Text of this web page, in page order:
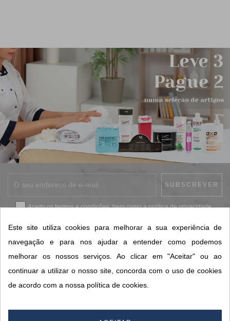
Aceito ostermos e condições, bem como apolítica de privacidade.
CONTACTOS SORISA
Este site utiliza cookies para melhorar a sua experiência de
navegação e para nos ajudar a entender como podemos
melhorar os nossos serviços. Ao clicar em "Aceitar" ou ao
continuar a utilizar o nosso site, concorda com o uso de cookies
de acordo com a nossa política de cookies.